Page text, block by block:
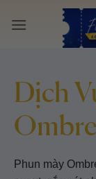
qua
Dịch
Ombre
Phun mày